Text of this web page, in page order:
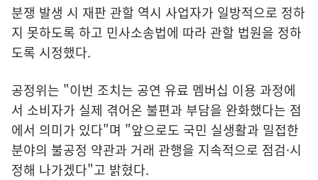
분쟁 발생 시 재판 관할 역시 사업자가 일방적으로 정하
지 못하도록 하고 민사소송법에 따라 관할 법원을 정하
도록 시정했다.
공정위는 "이번 조치는 공연 유료 멤버십 이용 과정에
서 소비자가 실제 겪어온 불편과 부담을 완화했다는 점
에서 의미가 있다"며 "앞으로도 국민 실생활과 밀접한
분야의 불공정 약관과 거래 관행을 지속적으로 점검·시
정해 나가겠다"고 밝혔다.